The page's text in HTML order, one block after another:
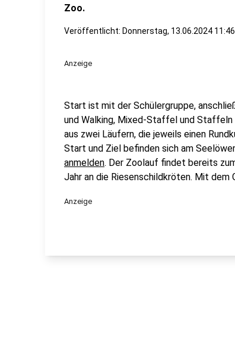
Zoo.
Veröffentlicht: Donnerstag, 13.06.2024 11:46
Anzeige
Start ist mit der Schülergruppe,
und Walking, Mixed-Staffel und
aus zwei Läufern, die jeweils einen
Start und Ziel befinden sich am
anmelden. Der Zoolauf findet bereits
Jahr an die Riesenschildkröten. Mit dem
Anzeige